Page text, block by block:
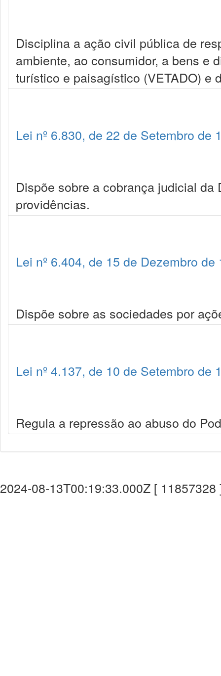
Disciplina a ação civil pública de
ambiente, ao consumidor, a bens e
turístico e paisagístico (VETADO) e
Lei nº 6.830, de 22 de Setembro de
Dispõe sobre a cobrança judicial
providências.
Lei nº 6.404, de 15 de Dezembro de
Dispõe sobre as sociedades por
Lei nº 4.137, de 10 de Setembro de
Regula a repressão ao abuso do
2024-08-13T00:19:33.000Z [ 11857328